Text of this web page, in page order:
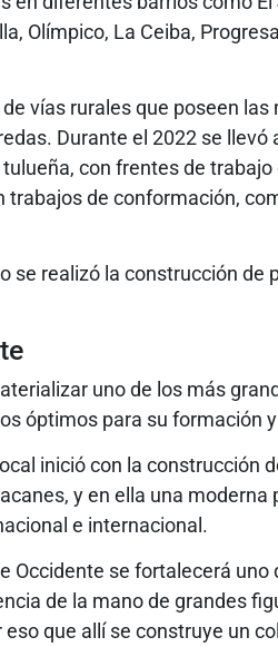
Olímpico, La Ceiba,
vías rurales que poseen
Durante el 2022 se llevó
con frentes de
trabajos de conformación,
se realizó la construcción de
uno de los más
óptimos para su formación
inició con la construcción
y en ella una
e internacional.
Occidente se fortalecerá
de la mano de grandes
que allí se construye un